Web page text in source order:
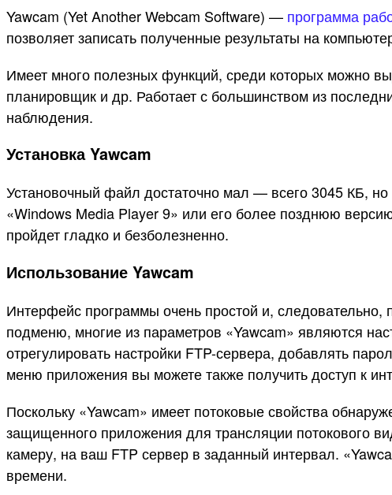
Yawcam (Yet Another Webcam Software) — программа
позволяет записать полученные результаты на
Имеет много полезных функций, среди которых можно
планировщик и др. Работает с большинством из
наблюдения.
Установка Yawcam
Установочный файл достаточно мал — всего 3045 КБ,
«Windows Media Player 9» или его более позднюю
пройдет гладко и безболезненно.
Использование Yawcam
Интерфейс программы очень простой и,
подменю, многие из параметров «Yawcam» являются
отрегулировать настройки FTP-сервера, добавлять
меню приложения вы можете также получить доступ к
Поскольку «Yawcam» имеет потоковые свойства
защищенного приложения для трансляции потокового
камеру, на ваш FTP сервер в заданный интервал.
времени.